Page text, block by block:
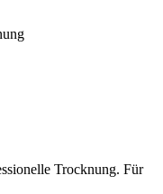
Trocknung. Für